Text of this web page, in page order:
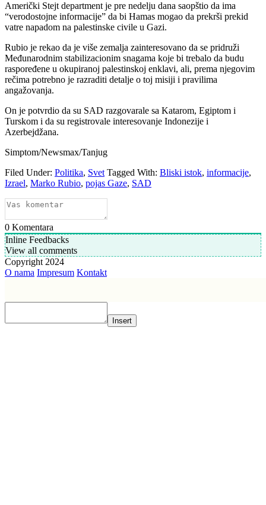
Američki Stejt department je pre nedelju dana saopštio da ima
“verodostojne informacije” da bi Hamas mogao da prekrši prekid
vatre napadom na palestinske civile u Gazi.
Rubio je rekao da je više zemalja zainteresovano da se pridruži
Međunarodnim stabilizacionim snagama koje bi trebalo da budu
raspoređene u okupiranoj palestinskoj enklavi, ali, prema njegovim
rečima potrebno je razraditi detalje o toj misiji i pravilima
angažovanja.
On je potvrdio da su SAD razgovarale sa Katarom, Egiptom i
Turskom i da su registrovale interesovanje Indonezije i
Azerbejdžana.
Simptom/Newsmax/Tanjug
Filed Under: Politika, Svet Tagged With: Bliski istok, informacije,
Izrael, Marko Rubio, pojas Gaze, SAD
0 Komentara
Inline Feedbacks
View all comments
Copyright 2024
O nama Impresum Kontakt
Insert